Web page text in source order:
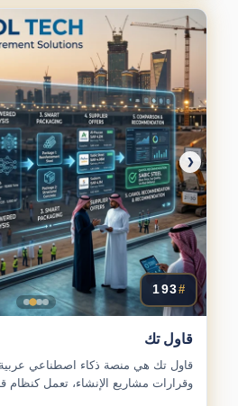
❮
#
193
قاول تك
قاول تك هي منصة ذكاء اصطناعي
وقرارات مشاريع الإنشاء، تعمل كنظام